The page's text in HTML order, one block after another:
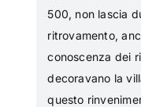
500, non lascia
ritrovamento,
conoscenza dei
decoravano la
questo